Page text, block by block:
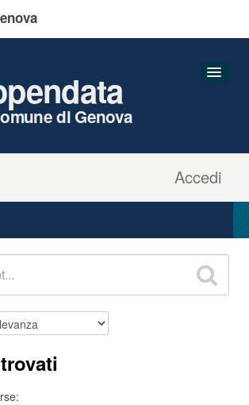
Accedi
di Genova